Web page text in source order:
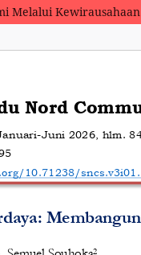
Melalui Kewirausahaan